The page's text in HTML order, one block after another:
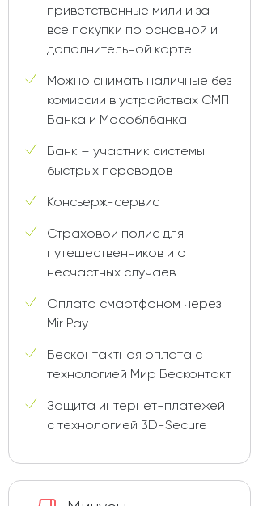
приветственные мили и за
все покупки по основной и
дополнительной карте
Можно снимать наличные без
комиссии в устройствах СМП
Банка и Мособлбанка
Банк – участник системы
быстрых переводов
Консьерж-сервис
Страховой полис для
путешественников и от
несчастных случаев
Оплата смартфоном через
Mir Pay
Бесконтактная оплата с
технологией Мир Бесконтакт
Защита интернет-платежей
с технологией 3D-Secure